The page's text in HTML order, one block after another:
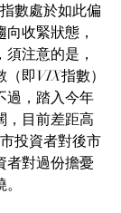
數處於如此偏
收緊狀態，
注意的是，
即VIX指數）
過，踏入今年
，目前差距高
投資者對後市
者對過份擔憂